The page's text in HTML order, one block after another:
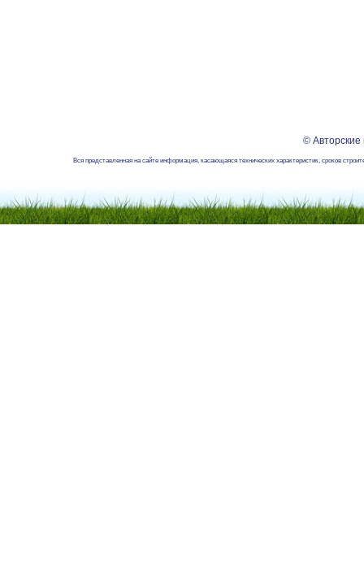
©
Вся представленная на сайте информация, касающаяся технических характеристик, сроков